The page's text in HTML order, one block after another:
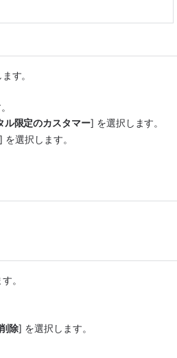
す。
ル限定のカスタマー] を選択します。
] を選択します。
。
除] を選択します。